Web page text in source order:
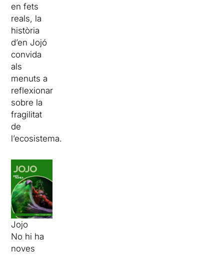
en fets
reals, la
història
d’en Jojó
convida
als
menuts a
reflexionar
sobre la
fragilitat
de
l’ecosistema.
Jojo
No hi ha
noves